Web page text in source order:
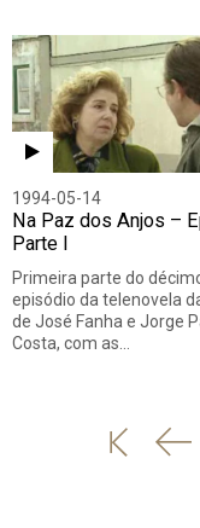
1994-05-14
Na Paz dos Anjos –
Parte I
Primeira parte do
episódio da telenovela
de José Fanha e Jorge
Costa, com as…
'
'